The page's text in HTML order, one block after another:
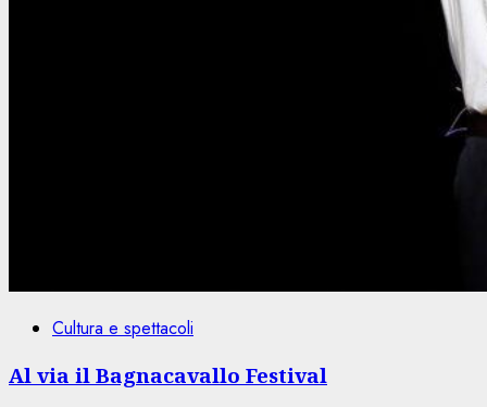
Cultura e spettacoli
Al via il Bagnacavallo Festival